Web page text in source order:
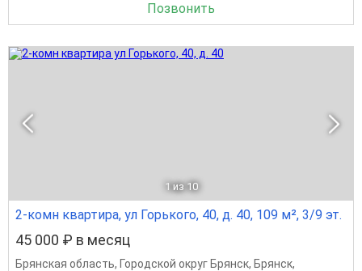
Позвонить
1 из 10
2-комн квартира, ул Горького, 40, д. 40, 109 м², 3/9 эт.
45 000 ₽ в месяц
Брянская область, Городской округ Брянск, Брянск,